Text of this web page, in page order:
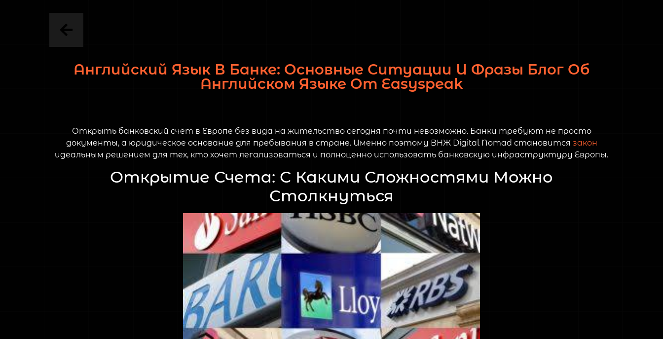
Английский Язык В Банке: Основные Ситуации И Фразы Блог Об
Английском Языке От Easyspeak
Открыть банковский счёт в Европе без вида на жительство сегодня почти невозможно. Банки требуют не просто
документы, а юридическое основание для пребывания в стране. Именно поэтому ВНЖ Digital Nomad становится закон
идеальным решением для тех, кто хочет легализоваться и полноценно использовать банковскую инфраструктуру Европы.
Открытие Счета: С Какими Сложностями Можно
Столкнуться